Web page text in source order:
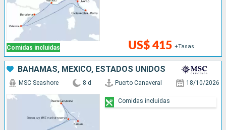
Comidas incluidas US$ 415 +Tasas
BAHAMAS, MÉXICO, ESTADOS UNIDOS
MSC Seashore 8 d Puerto Canaveral 18/10/2026
Comidas incluidas